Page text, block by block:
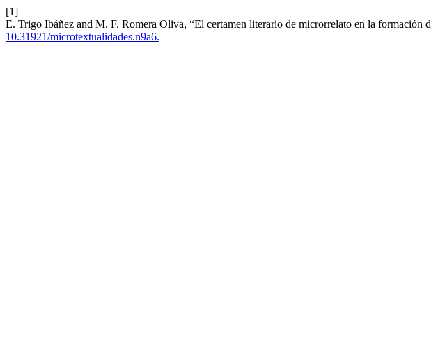
[1]
E. Trigo Ibáñez and M. F. Romera Oliva, “El certamen literario de microrrelato en la formación
10.31921/microtextualidades.n9a6.